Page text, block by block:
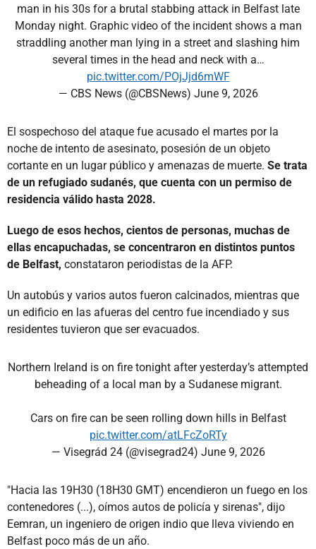
man in his 30s for a brutal stabbing attack in Belfast late
Monday night. Graphic video of the incident shows a man
straddling another man lying in a street and slashing him
several times in the head and neck with a…
pic.twitter.com/POjJjd6mWF
— CBS News (@CBSNews) June 9, 2026
El sospechoso del ataque fue acusado el martes por la
noche de intento de asesinato, posesión de un objeto
cortante en un lugar público y amenazas de muerte. Se trata
de un refugiado sudanés, que cuenta con un permiso de
residencia válido hasta 2028.
Luego de esos hechos, cientos de personas, muchas de
ellas encapuchadas, se concentraron en distintos puntos
de Belfast, constataron periodistas de la AFP.
Un autobús y varios autos fueron calcinados, mientras que
un edificio en las afueras del centro fue incendiado y sus
residentes tuvieron que ser evacuados.
Northern Ireland is on fire tonight after yesterday’s attempted
beheading of a local man by a Sudanese migrant.
Cars on fire can be seen rolling down hills in Belfast
pic.twitter.com/atLFcZoRTy
— Visegrád 24 (@visegrad24) June 9, 2026
"Hacia las 19H30 (18H30 GMT) encendieron un fuego en los
contenedores (...), oímos autos de policía y sirenas", dijo
Eemran, un ingeniero de origen indio que lleva viviendo en
Belfast poco más de un año.